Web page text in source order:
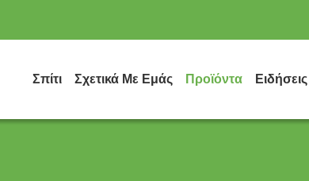
Σπίτι Σχετικά Με Εμάς Προϊόντα Ειδήσεις